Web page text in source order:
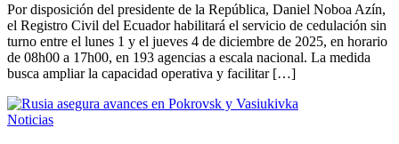
Por disposición del presidente de la República, Daniel Noboa Azín,
el Registro Civil del Ecuador habilitará el servicio de cedulación sin
turno entre el lunes 1 y el jueves 4 de diciembre de 2025, en horario
de 08h00 a 17h00, en 193 agencias a escala nacional. La medida
busca ampliar la capacidad operativa y facilitar […]
Noticias